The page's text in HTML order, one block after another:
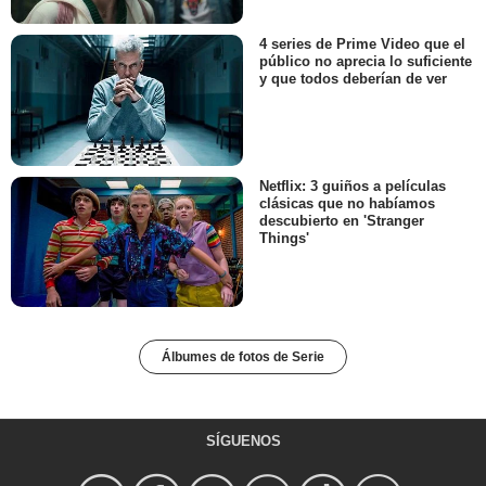
4 series de Prime Video que el
público no aprecia lo suficiente
y que todos deberían de ver
Netflix: 3 guiños a películas
clásicas que no habíamos
descubierto en 'Stranger
Things'
Álbumes de fotos de Serie
SÍGUENOS